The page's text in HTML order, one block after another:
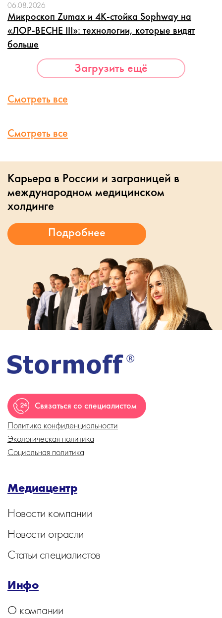
06.08.2026
Микроскоп Zumax и 4K-стойка Sophway на
«ЛОР-ВЕСНЕ III»: технологии, которые видят
больше
Загрузить ещё
Смотреть все
Смотреть все
Карьера в России и заграницей в
международном медицинском
холдинге
Связаться со специалистом
Политика конфиденциальности
Экологическая политика
Социальная политика
Медиацентр
Новости компании
Новости отрасли
Статьи специалистов
Инфо
О компании